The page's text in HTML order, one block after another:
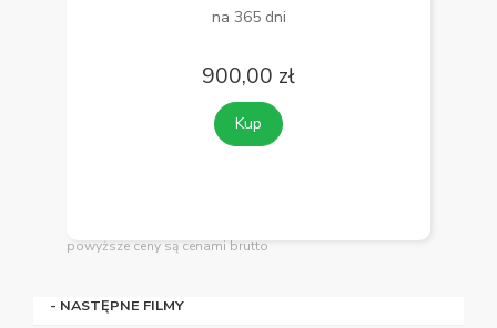
na 365 dni
900,00 zł
Kup
powyższe ceny są cenami brutto
- NASTĘPNE FILMY